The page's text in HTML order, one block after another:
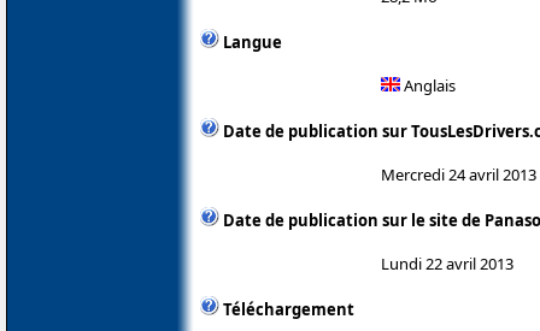
Langue
Anglais
Date de publication sur
Mercredi 24 avril 2013
Date de publication sur le site de
Lundi 22 avril 2013
Téléchargement